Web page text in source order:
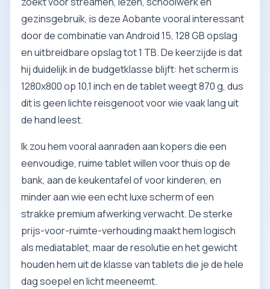
gezinsgebruik, is deze Aobante vooral interessant
door de combinatie van Android 15, 128 GB opslag
en uitbreidbare opslag tot 1 TB. De keerzijde is dat
hij duidelijk in de budgetklasse blijft: het scherm is
1280x800 op 10,1 inch en de tablet weegt 870 g, dus
dit is geen lichte reisgenoot voor wie vaak lang uit
de hand leest.
Ik zou hem vooral aanraden aan kopers die een
eenvoudige, ruime tablet willen voor thuis op de
bank, aan de keukentafel of voor kinderen, en
minder aan wie een echt luxe scherm of een
strakke premium afwerking verwacht. De sterke
prijs-voor-ruimte-verhouding maakt hem logisch
als mediatablet, maar de resolutie en het gewicht
houden hem uit de klasse van tablets die je de hele
dag soepel en licht meeneemt.